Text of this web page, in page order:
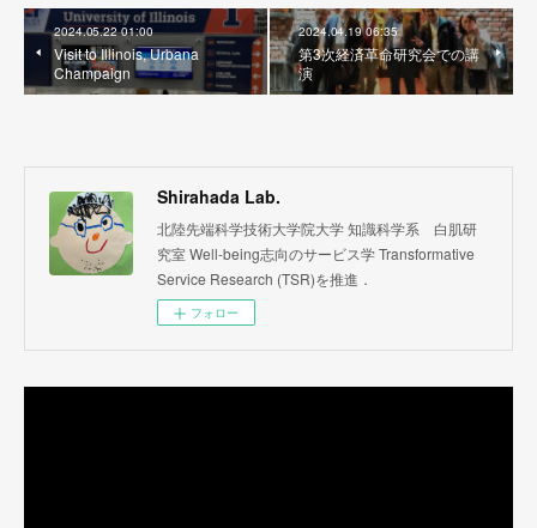
2024.05.22 01:00
Visit to Illinois, Urbana
Champaign
2024.04.19 06:35
第3次経済革命研究会での講
演
Shirahada Lab.
北陸先端科学技術大学院大学 知識科学系 白肌研
究室 Well-being志向のサービス学 Transformative
Service Research (TSR)を推進．
フォロー